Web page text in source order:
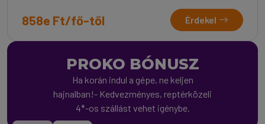
858e Ft/fő-től Érdekel
PROKO BÓNUSZ
Ha korán indul a gépe, ne keljen
hajnalban!- Kedvezményes, reptérközeli
4*-os szállást vehet igénybe.